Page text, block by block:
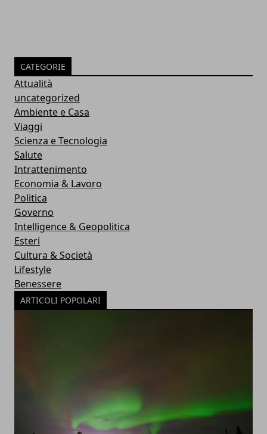
CATEGORIE
Attualità
uncategorized
Ambiente e Casa
Viaggi
Scienza e Tecnologia
Salute
Intrattenimento
Economia & Lavoro
Politica
Governo
Intelligence & Geopolitica
Esteri
Cultura & Società
Lifestyle
Benessere
ARTICOLI POPOLARI